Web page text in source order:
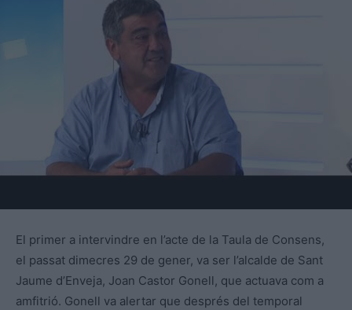
El primer a intervindre en l’acte de la Taula de Consens,
el passat dimecres 29 de gener, va ser l’alcalde de Sant
Jaume d’Enveja, Joan Castor Gonell, que actuava com a
amfitrió. Gonell va alertar que després del temporal